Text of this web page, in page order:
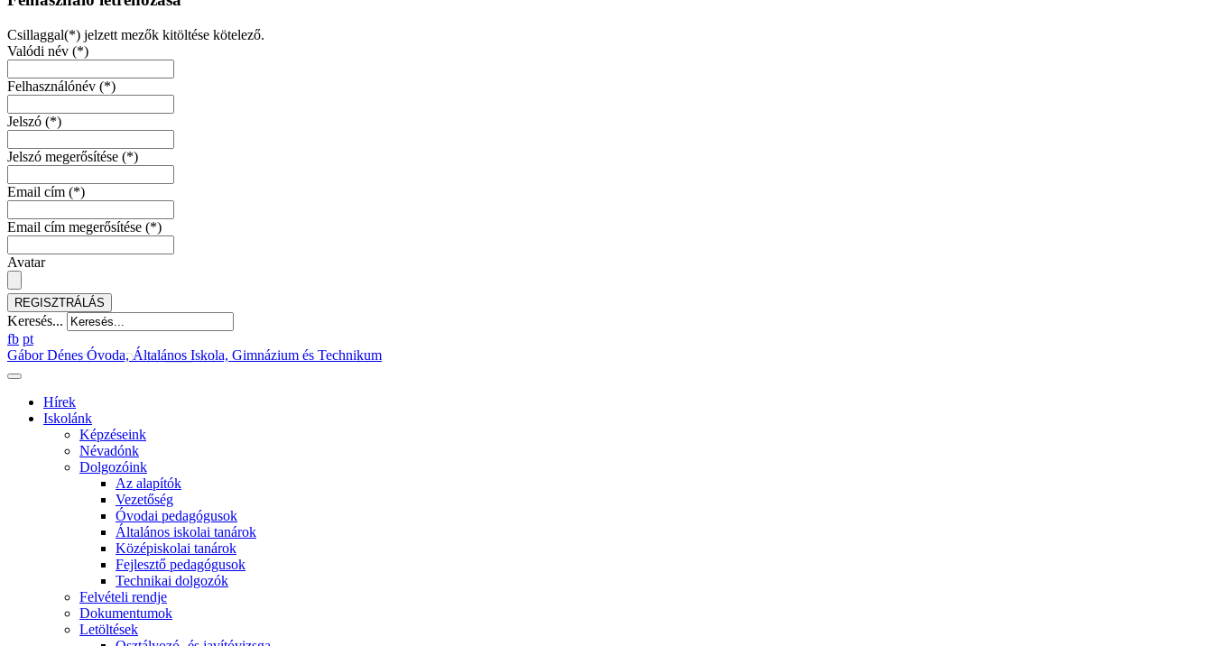
Csillaggal(*) jelzett mezők kitöltése kötelező.
Valódi név (*)
Felhasználónév (*)
Jelszó (*)
Jelszó megerősítése (*)
Email cím (*)
Email cím megerősítése (*)
Avatar
REGISZTRÁLÁS
Keresés...
fb pt
Gábor Dénes Óvoda, Általános Iskola, Gimnázium és Technikum
Hírek
Iskolánk
Képzéseink
Névadónk
Dolgozóink
Az alapítók
Vezetőség
Óvodai pedagógusok
Általános iskolai tanárok
Középiskolai tanárok
Fejlesztő pedagógusok
Technikai dolgozók
Felvételi rendje
Dokumentumok
Letöltések